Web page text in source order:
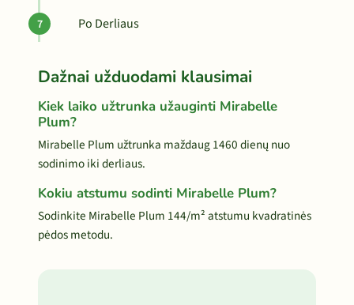
Po Derliaus
Dažnai užduodami klausimai
Kiek laiko užtrunka užauginti Mirabelle
Plum?
Mirabelle Plum užtrunka maždaug 1460 dienų nuo
sodinimo iki derliaus.
Kokiu atstumu sodinti Mirabelle Plum?
Sodinkite Mirabelle Plum 144/m² atstumu kvadratinės
pėdos metodu.